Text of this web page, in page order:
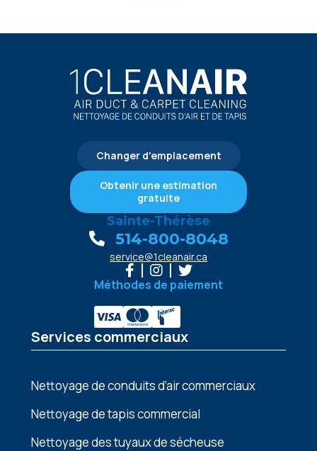
Changer d'emplacement
Obtenir une estimation
gratuite
Sainte-Thérèse
514-800-8048
service@1cleanair.ca
Méthodes de paiement
Services commerciaux
Nettoyage de conduits d’air commerciaux
Nettoyage de tapis commercial
Nettoyage des tuyaux de sécheuse